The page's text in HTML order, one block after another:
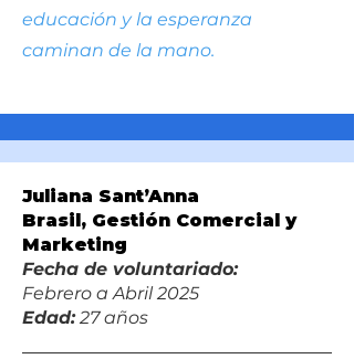
educación y la esperanza
caminan de la mano.
Juliana Sant’Anna
Brasil, Gestión Comercial y
Marketing
Fecha de voluntariado:
Febrero a Abril 2025
Edad:27 años